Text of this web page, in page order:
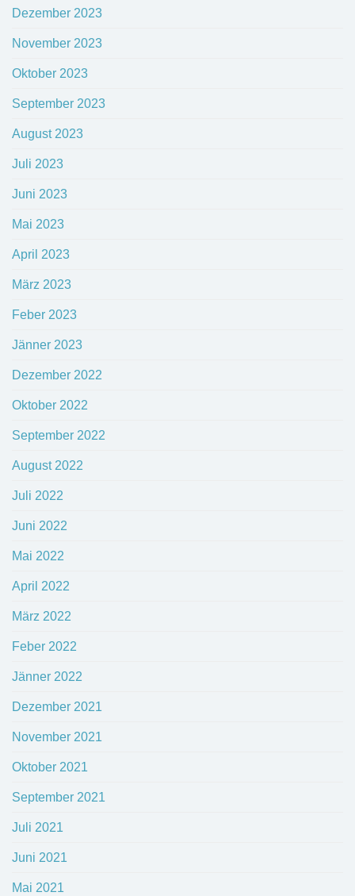
Dezember 2023
November 2023
Oktober 2023
September 2023
August 2023
Juli 2023
Juni 2023
Mai 2023
April 2023
März 2023
Feber 2023
Jänner 2023
Dezember 2022
Oktober 2022
September 2022
August 2022
Juli 2022
Juni 2022
Mai 2022
April 2022
März 2022
Feber 2022
Jänner 2022
Dezember 2021
November 2021
Oktober 2021
September 2021
Juli 2021
Juni 2021
Mai 2021